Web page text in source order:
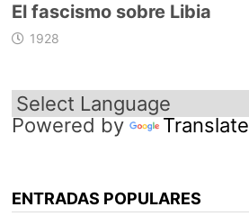
El fascismo sobre Libia
1928
Powered by Translate
ENTRADAS POPULARES